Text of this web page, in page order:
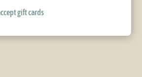
gift cards